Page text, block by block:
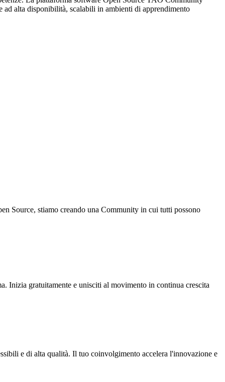
alta disponibilità, scalabili in ambienti di apprendimento
Source, stiamo creando una Community in cui tutti possono
Inizia gratuitamente e unisciti al movimento in continua crescita
e di alta qualità. Il tuo coinvolgimento accelera l'innovazione e